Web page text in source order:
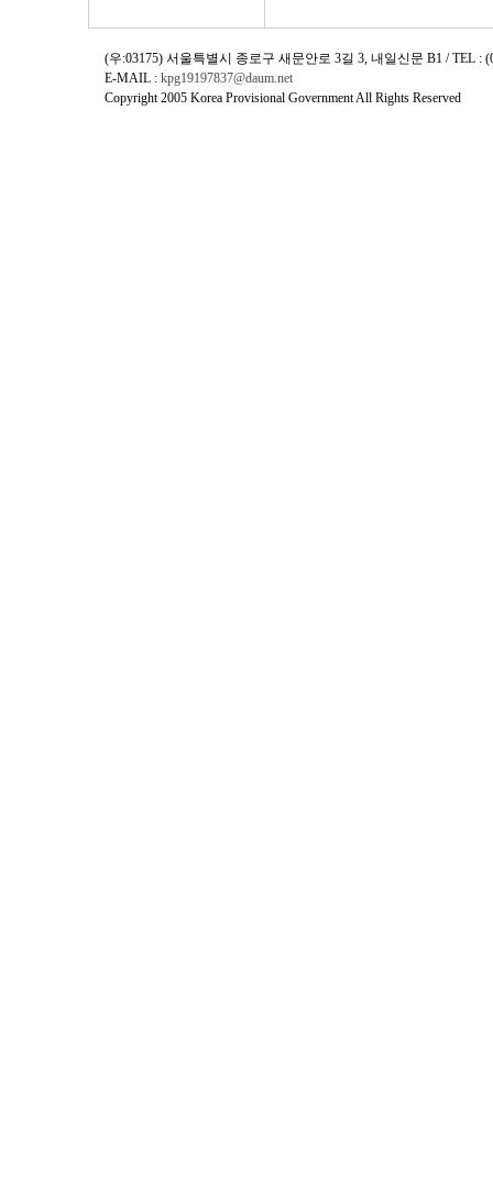
(우:03175) 서울특별시 종로구 새문안로 3길 3, 내일신문 B1 / TEL :
E-MAIL : kpg19197837@daum.net
Copyright 2005 Korea Provisional Government All Rights Reserved